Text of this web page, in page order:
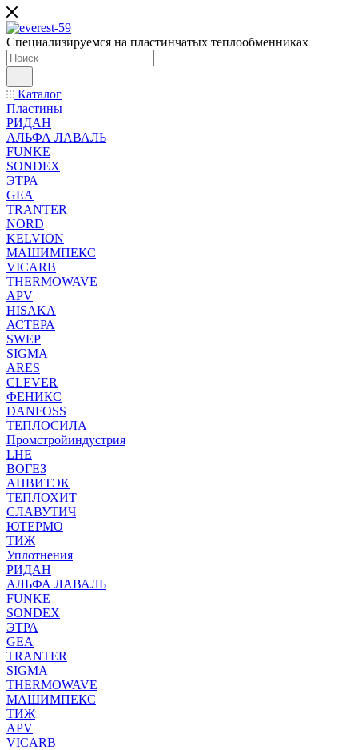
Специализируемся на пластинчатых теплообменниках
Каталог
Пластины
РИДАН
АЛЬФА ЛАВАЛЬ
FUNKE
SONDEX
ЭТРА
GEA
TRANTER
NORD
KELVION
МАШИМПЕКС
VICARB
THERMOWAVE
APV
HISAKA
АСТЕРА
SWEP
SIGMA
ARES
CLEVER
ФЕНИКС
DANFOSS
ТЕПЛОСИЛА
Промстройиндустрия
LHE
ВОГЕЗ
АНВИТЭК
ТЕПЛОХИТ
СЛАВУТИЧ
ЮТЕРМО
ТИЖ
Уплотнения
РИДАН
АЛЬФА ЛАВАЛЬ
FUNKE
SONDEX
ЭТРА
GEA
TRANTER
SIGMA
THERMOWAVE
МАШИМПЕКС
ТИЖ
APV
VICARB